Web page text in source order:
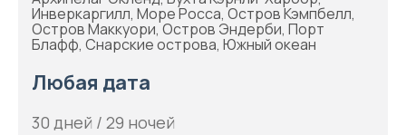
Инверкаргилл, Море Росса, Остров Кэмпбелл,
Остров Маккуори, Остров Эндерби, Порт
Блафф, Снарские острова, Южный океан
Любая дата
30 дней / 29 ночей